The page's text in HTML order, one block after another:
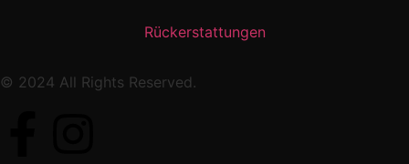
Rückerstattungen
© 2024 All Rights Reserved.